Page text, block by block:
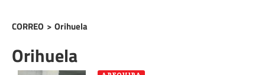
CORREO > Orihuela
Orihuela